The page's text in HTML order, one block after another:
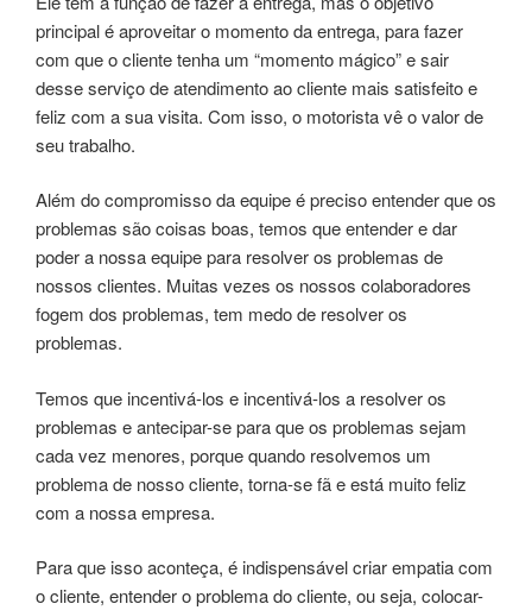
principal é aproveitar o momento da entrega, para fazer
com que o cliente tenha um “momento mágico” e sair
desse serviço de atendimento ao cliente mais satisfeito e
feliz com a sua visita. Com isso, o motorista vê o valor de
seu trabalho.
Além do compromisso da equipe é preciso entender que os
problemas são coisas boas, temos que entender e dar
poder a nossa equipe para resolver os problemas de
nossos clientes. Muitas vezes os nossos colaboradores
fogem dos problemas, tem medo de resolver os
problemas.
Temos que incentivá-los e incentivá-los a resolver os
problemas e antecipar-se para que os problemas sejam
cada vez menores, porque quando resolvemos um
problema de nosso cliente, torna-se fã e está muito feliz
com a nossa empresa.
Para que isso aconteça, é indispensável criar empatia com
o cliente, entender o problema do cliente, ou seja, colocar-